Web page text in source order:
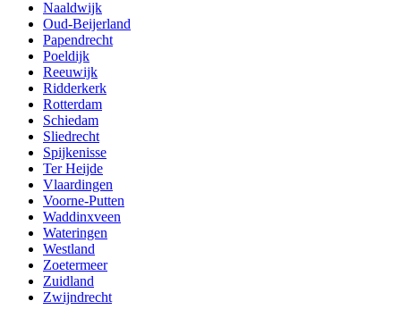
Naaldwijk
Oud-Beijerland
Papendrecht
Poeldijk
Reeuwijk
Ridderkerk
Rotterdam
Schiedam
Sliedrecht
Spijkenisse
Ter Heijde
Vlaardingen
Voorne-Putten
Waddinxveen
Wateringen
Westland
Zoetermeer
Zuidland
Zwijndrecht